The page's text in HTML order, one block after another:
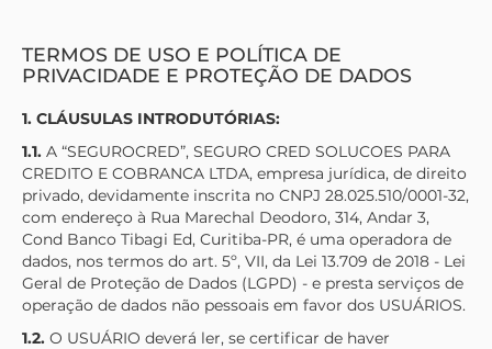
TERMOS DE USO E POLÍTICA DE
PRIVACIDADE E PROTEÇÃO DE DADOS
1. CLÁUSULAS INTRODUTÓRIAS:
1.1. A “SEGUROCRED”, SEGURO CRED SOLUCOES PARA
CREDITO E COBRANCA LTDA, empresa jurídica, de direito
privado, devidamente inscrita no CNPJ 28.025.510/0001-32,
com endereço à Rua Marechal Deodoro, 314, Andar 3,
Cond Banco Tibagi Ed, Curitiba-PR, é uma operadora de
dados, nos termos do art. 5º, VII, da Lei 13.709 de 2018 - Lei
Geral de Proteção de Dados (LGPD) - e presta serviços de
operação de dados não pessoais em favor dos USUÁRIOS.
1.2. O USUÁRIO deverá ler, se certificar de haver